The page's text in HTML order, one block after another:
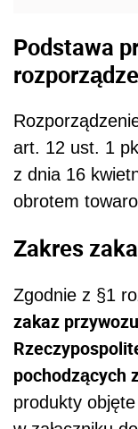
Podstawa
art. 12 ust. 1
z dnia 16
obrotem
Zakres
Zgodnie z §1
zakaz
pochodzących
produkty